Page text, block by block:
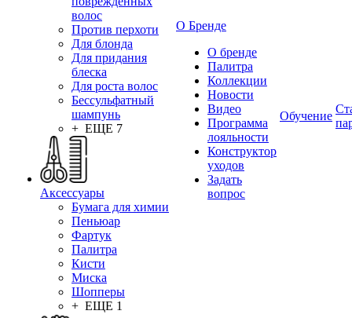
волос
Против перхоти
Для блонда
Для придания
блеска
Для роста волос
Бессульфатный
шампунь
+ ЕЩЕ 7
Аксессуары
Бумага для химии
Пеньюар
Фартук
Палитра
Кисти
Миска
Шопперы
+ ЕЩЕ 1
О Бренде
О бренде
Палитра
Коллекции
Новости
Видео
Программа
лояльности
Конструктор
уходов
Задать
вопрос
Обучение